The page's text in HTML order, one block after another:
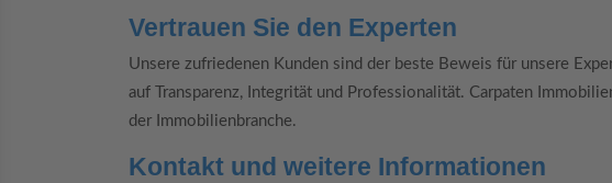
Vertrauen Sie den Experten
Unsere zufriedenen Kunden sind der beste Beweis für unsere
auf Transparenz, Integrität und Professionalität. Carpaten
der Immobilienbranche.
Kontakt und weitere Informationen